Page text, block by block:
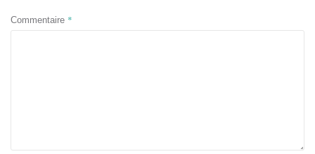
Commentaire *